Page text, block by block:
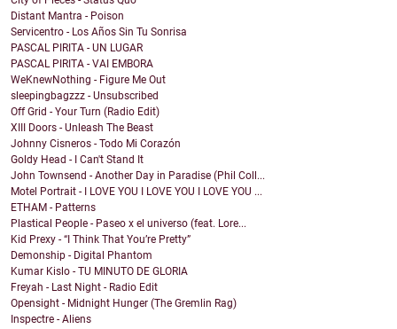
Distant Mantra - Poison
Servicentro - Los Años Sin Tu Sonrisa
PASCAL PIRITA - UN LUGAR
PASCAL PIRITA - VAI EMBORA
WeKnewNothing - Figure Me Out
sleepingbagzzz - Unsubscribed
Off Grid - Your Turn (Radio Edit)
XIII Doors - Unleash The Beast
Johnny Cisneros - Todo Mi Corazón
Goldy Head - I Can't Stand It
John Townsend - Another Day in Paradise (Phil Coll...
Motel Portrait - I LOVE YOU I LOVE YOU I LOVE YOU ...
ETHAM - Patterns
Plastical People - Paseo x el universo (feat. Lore...
Kid Prexy - “I Think That You’re Pretty”
Demonship - Digital Phantom
Kumar Kislo - TU MINUTO DE GLORIA
Freyah - Last Night - Radio Edit
Opensight - Midnight Hunger (The Gremlin Rag)
Inspectre - Aliens